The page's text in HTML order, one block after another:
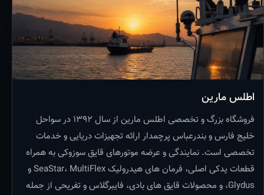
اطلس مارین
فروشگاه بزرگ و تخصصی اطلس مارین از سال ۱۳۹۲ در سواحل
خلیج فارس و بندرعباس پرچمدار ارائه تجهیزات دریایی و خدمات
تخصصی است. نمایندگی و عرضه موتورهای قایق سوزوکی به همراه
قطعات یدکی اصلی، فرمان های هیدرولیک SeaStar، MultiFlex و
Glydus، و محصولات قایق های بادی، فایبرگلاس و تفریحی از جمله